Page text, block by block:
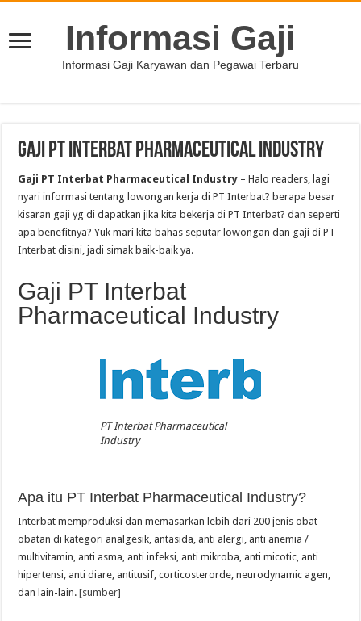
Informasi Gaji
Informasi Gaji Karyawan dan Pegawai Terbaru
Gaji PT Interbat Pharmaceutical Industry
Gaji PT Interbat Pharmaceutical Industry – Halo readers, lagi
nyari informasi tentang lowongan kerja di PT Interbat? berapa besar
kisaran gaji yg di dapatkan jika kita bekerja di PT Interbat? dan seperti
apa benefitnya? Yuk mari kita bahas seputar lowongan dan gaji di PT
Interbat disini, jadi simak baik-baik ya.
Gaji PT Interbat
Pharmaceutical Industry
PT Interbat Pharmaceutical
Industry
Apa itu PT Interbat Pharmaceutical Industry?
Interbat memproduksi dan memasarkan lebih dari 200 jenis obat-
obatan di kategori analgesik, antasida, anti alergi, anti anemia /
multivitamin, anti asma, anti infeksi, anti mikroba, anti micotic, anti
hipertensi, anti diare, antitusif, corticosterorde, neurodynamic agen,
dan lain-lain.[sumber]